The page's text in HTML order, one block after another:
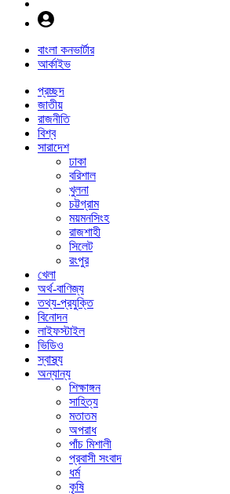
বাংলা কনভার্টার
আর্কাইভ
প্রচ্ছদ
জাতীয়
রাজনীতি
বিশ্ব
সারাদেশ
ঢাকা
বরিশাল
খুলনা
চট্টগ্রাম
ময়মনসিংহ
রাজশাহী
সিলেট
রংপুর
খেলা
অর্থ-বাণিজ্য
তথ্য-প্রযুক্তি
বিনোদন
লাইফস্টাইল
ভিডিও
স্বাস্থ্য
অন্যান্য
শিক্ষাঙ্গন
সাহিত্য
মতাতম
অপরাধ
পাঁচ মিশালী
প্রবাসী সংবাদ
ধর্ম
কৃষি